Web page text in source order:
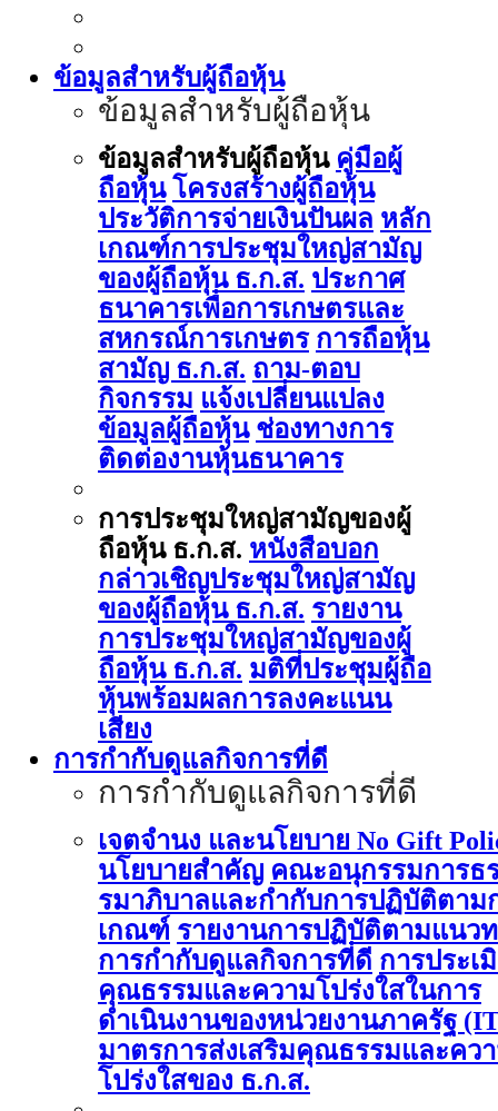
ข้อมูลสำหรับผู้ถือหุ้น
ข้อมูลสำหรับผู้ถือหุ้น
ข้อมูลสำหรับผู้ถือหุ้น คู่มือผู้
ถือหุ้น โครงสร้างผู้ถือหุ้น
ประวัติการจ่ายเงินปันผล หลัก
เกณฑ์การประชุมใหญ่สามัญ
ของผู้ถือหุ้น ธ.ก.ส. ประกาศ
ธนาคารเพื่อการเกษตรและ
สหกรณ์การเกษตร การถือหุ้น
สามัญ ธ.ก.ส. ถาม-ตอบ
กิจกรรม แจ้งเปลี่ยนแปลง
ข้อมูลผู้ถือหุ้น ช่องทางการ
ติดต่องานหุ้นธนาคาร
การประชุมใหญ่สามัญของผู้
ถือหุ้น ธ.ก.ส. หนังสือบอก
กล่าวเชิญประชุมใหญ่สามัญ
ของผู้ถือหุ้น ธ.ก.ส. รายงาน
การประชุมใหญ่สามัญของผู้
ถือหุ้น ธ.ก.ส. มติที่ประชุมผู้ถือ
หุ้นพร้อมผลการลงคะแนน
เสียง
การกำกับดูแลกิจการที่ดี
การกำกับดูแลกิจการที่ดี
เจตจำนง และนโยบาย No Gift
นโยบายสำคัญ คณะอนุกรรมการธ
รมาภิบาลและกำกับการปฏิบัติตาม
เกณฑ์ รายงานการปฏิบัติตามแนว
การกำกับดูแลกิจการที่ดี การประเ
คุณธรรมและความโปร่งใสในการ
ดำเนินงานของหน่วยงานภาครัฐ
มาตรการส่งเสริมคุณธรรมและคว
โปร่งใสของ ธ.ก.ส.